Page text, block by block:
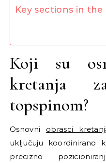
Key sections in the
Koji su
kretanja
topspinom?
Osnovni obrasci
uključuju koordinirano
precizno